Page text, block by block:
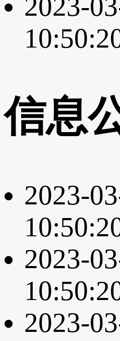
2023-
信息
2023-
2023-
2023-